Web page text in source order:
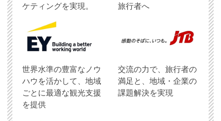
ケティングを実現。
旅行者へ
世界水準の豊富なノウ
ハウを活かして、地域
ごとに最適な観光支援
を提供
交流の力で、旅行者の
満足と、地域・企業の
課題解決を実現